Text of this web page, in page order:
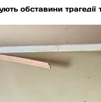
обставини